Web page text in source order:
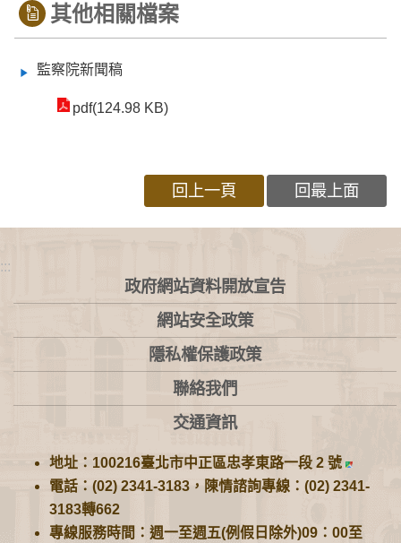
其他相關檔案
監察院新聞稿
pdf(124.98 KB)
回上一頁 回最上面
:::
政府網站資料開放宣告
網站安全政策
隱私權保護政策
聯絡我們
交通資訊
地址：100216臺北市中正區忠孝東路一段 2 號
電話：(02) 2341-3183，陳情諮詢專線：(02) 2341-
3183轉662
專線服務時間：週一至週五(例假日除外)09：00至